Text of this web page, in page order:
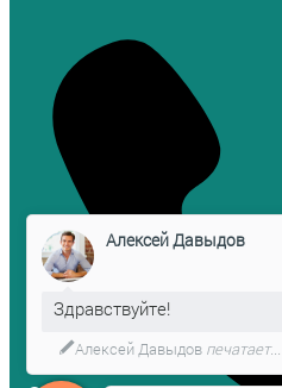
Алексей Давыдов
Здравствуйте!
Алексей Давыдов печатает...